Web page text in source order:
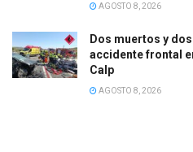
AGOSTO 8, 2026
Dos muertos y
accidente frontal
Calp
AGOSTO 8, 2026